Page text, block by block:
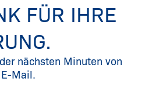
FÜR IHRE
nächsten Minuten von
Mail.